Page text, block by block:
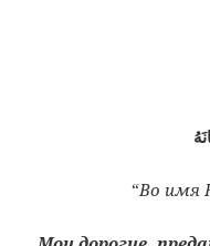
“Во имя